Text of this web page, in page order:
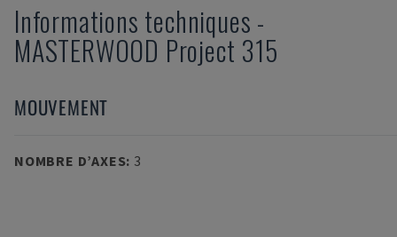
Informations techniques -
MASTERWOOD Project 315
MOUVEMENT
NOMBRE D’AXES: 3